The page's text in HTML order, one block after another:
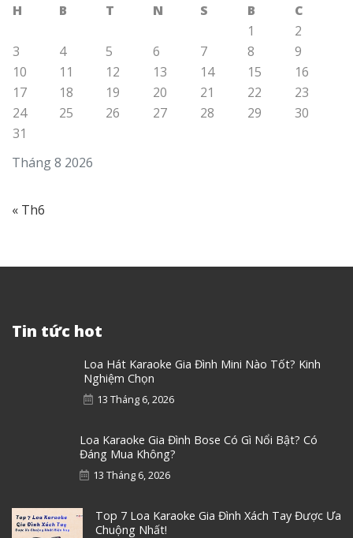
Tháng 8 2026
H B T N S B
C
1
2
3
4 5 6 7 8
9
10
11 12 13 14 15
16
17
18 19 20 21 22
23
24
25 26 27 28 29
30
31
« Th6
Tin tức hot
Loa Hát Karaoke Gia Đình Mini Nào Tốt? Kinh
Nghiệm Chọn
13 Tháng 6, 2026
Loa Karaoke Gia Đình Bose Có Gì Nổi Bật? Có
Đáng Mua Không?
13 Tháng 6, 2026
Top 7 Loa Karaoke Gia Đình Xách Tay Được Ưa
Chuộng Nhất!